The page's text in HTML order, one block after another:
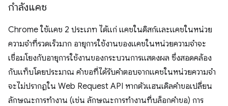
กำลังแคช
Chrome ใช้แคช 2 ประเภท ได้แก่ แคชในดิสก์และแคชในหน่วย
ความจำที่รวดเร็วมาก อายุการใช้งานของแคชในหน่วยความจำจะ
เชื่อมโยงกับอายุการใช้งานของกระบวนการแสดงผล ซึ่งสอดคล้อง
กับแท็บโดยประมาณ คำขอที่ได้รับคำตอบจากแคชในหน่วยความจำ
จะไม่ปรากฏใน Web Request API หากตัวแฮนเดิลคำขอเปลี่ยน
ลักษณะการทำงาน (เช่น ลักษณะการทำงานที่บล็อกคำขอ) การ